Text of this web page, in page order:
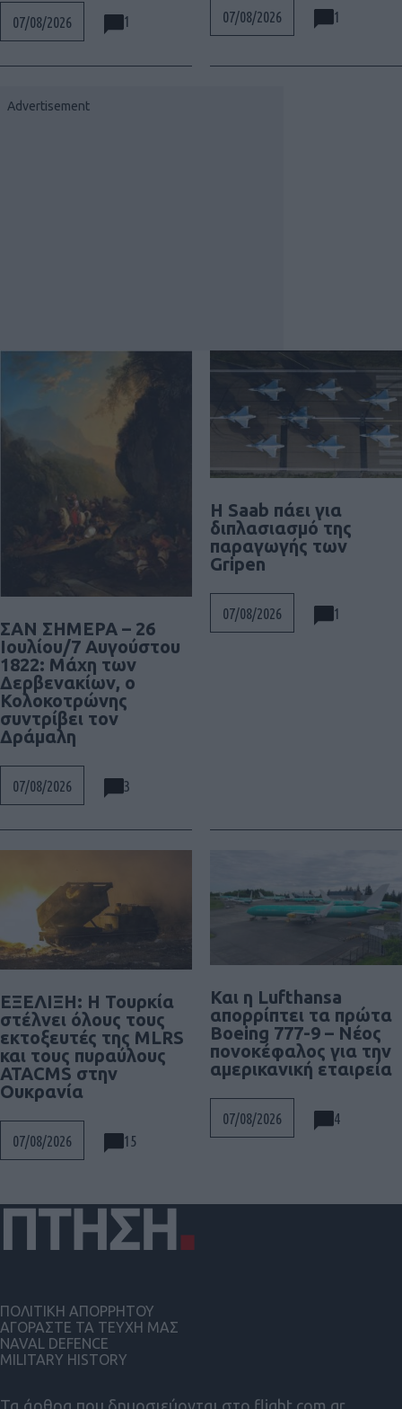
07/08/2026 1 07/08/2026 1
ΣΑΝ ΣΗΜΕΡΑ – 26
Ιουλίου/7 Αυγούστου
1822: Μάχη των
Δερβενακίων, ο
Κολοκοτρώνης
συντρίβει τον
Δράμαλη
07/08/2026 3
H Saab πάει για
διπλασιασμό της
παραγωγής των
Gripen
07/08/2026 1
ΕΞΕΛΙΞΗ: H Τουρκία
στέλνει όλους τους
εκτοξευτές της MLRS
και τους πυραύλους
ATACMS στην
Ουκρανία
07/08/2026 15
Και η Lufthansa
απορρίπτει τα πρώτα
Boeing 777-9 – Νέος
πονοκέφαλος για την
αμερικανική εταιρεία
07/08/2026 4
ΠΟΛΙΤΙΚΗ ΑΠΟΡΡΗΤΟΥ
ΑΓΟΡΑΣΤΕ ΤΑ ΤΕΥΧΗ ΜΑΣ
NAVAL DEFENCE
MILITARY HISTORY